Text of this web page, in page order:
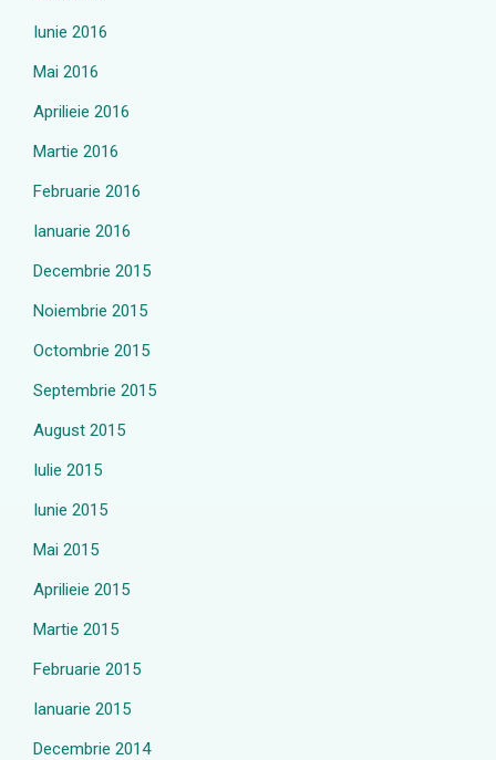
Iunie 2016
Mai 2016
Aprilieie 2016
Martie 2016
Februarie 2016
Ianuarie 2016
Decembrie 2015
Noiembrie 2015
Octombrie 2015
Septembrie 2015
August 2015
Iulie 2015
Iunie 2015
Mai 2015
Aprilieie 2015
Martie 2015
Februarie 2015
Ianuarie 2015
Decembrie 2014